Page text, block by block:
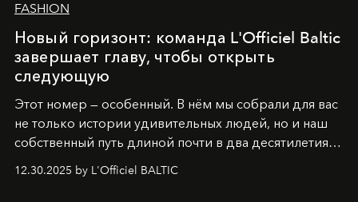
FASHION
Новый горизонт: команда L'Officiel Baltic
завершает главу, чтобы открыть
следующую
Этот номер — особенный. В нём мы собрали для вас
не только истории удивительных людей, но и наш
собственный путь длиной почти в два десятилетия.
Вместо привычного подведения итогов мы от всей
души говорим спасибо каждому, кто был с нами все
12.30.2025 by L'Officiel BALTIC